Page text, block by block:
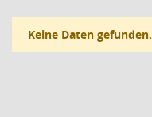
Keine Daten gefunden.